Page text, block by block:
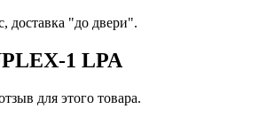
доставка "до двери".
1 LPA
для этого товара.